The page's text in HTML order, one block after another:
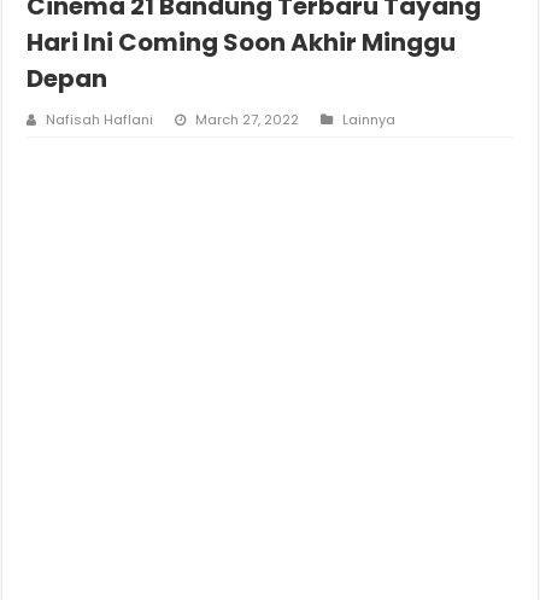
Hari Ini Coming Soon Akhir Minggu
Depan
Nafisah Haflani March 27, 2022 Lainnya